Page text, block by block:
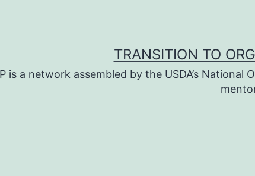
TRANSITION TO
is a network assembled by the USDA’s